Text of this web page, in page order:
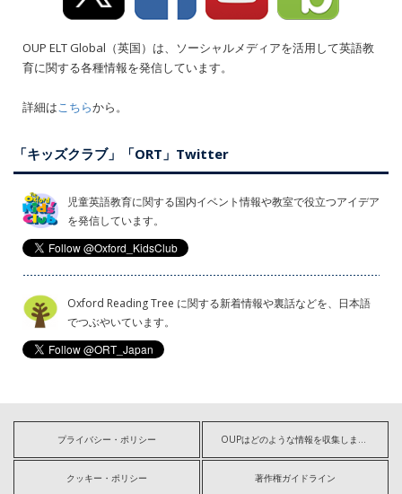
OUP ELT Global（英国）は、ソーシャルメディアを活用して英語教
育に関する各種情報を発信しています。
詳細はこちらから。
「キッズクラブ」「ORT」Twitter
児童英語教育に関する国内イベント情報や教室で役立つアイデア
を発信しています。
Oxford Reading Tree に関する新着情報や裏話などを、日本語
でつぶやいています。
プライバシー・ポリシー OUPはどのような情報を収集しますか?
クッキー・ポリシー 著作権ガイドライン